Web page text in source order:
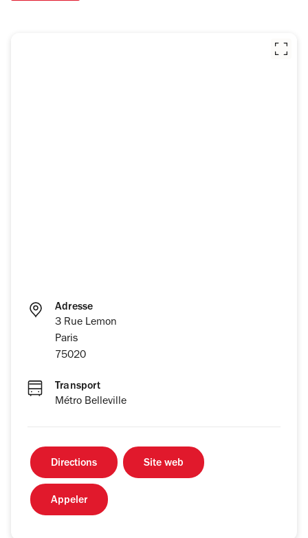
Adresse
3 Rue Lemon
Paris
75020
Transport
Métro Belleville
Directions Site web
Appeler